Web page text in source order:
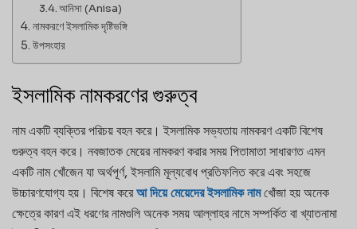
আনিসা (Anisa)
নামকরণে ইসলামিক দৃষ্টিভঙ্গি
উপসংহার
ইসলামিক নামকরণের গুরুত্ব
নাম একটি ব্যক্তির পরিচয় বহন করে। ইসলামিক সভ্যতায় নামকরণ একটি বিশেষ
গুরুত্ব বহন করে। নবজাতক মেয়ের নামকরণ করার সময় পিতামাতা সাধারণত এমন
একটি নাম খোঁজেন যা অর্থপূর্ণ, ইসলামি মূল্যবোধ প্রতিফলিত করে এবং সহজে
উচ্চারণযোগ্য হয়। বিশেষ করেআ দিয়ে মেয়েদের ইসলামিক নামখোঁজা হয় অনেক
ক্ষেত্রে কারণ এই ধরণের নামগুলি অনেক সময় আল্লাহর নামে সম্পর্কিত বা খ্যাতনামা